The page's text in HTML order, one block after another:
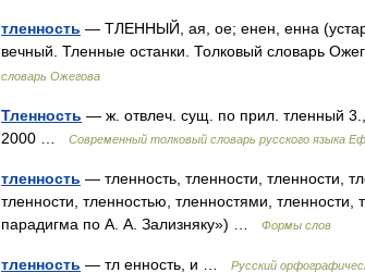
тленность — ТЛЕННЫЙ, ая, ое; енен, енна
вечный. Тленные останки. Толковый словарь
словарь Ожегова
Тленность — ж. отвлеч. сущ. по прил. тленный
2000 …
Современный толковый словарь русского языка
тленность — тленность, тленности, тленности,
тленности, тленностью, тленностями,
парадигма по А. А. Зализняку») …
Формы слов
тленность — тл енность, и … Русский